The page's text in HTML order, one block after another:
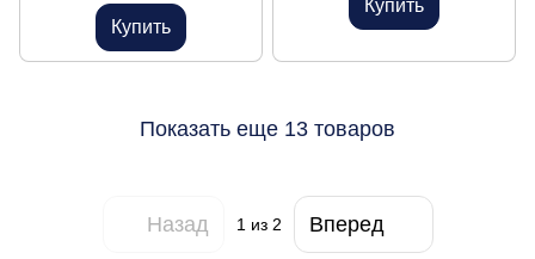
Купить
Купить
Показать еще 13 товаров
Назад 1 из 2 Вперед